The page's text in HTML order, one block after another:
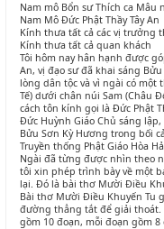
Nam mô Bổn sư Thích ca Mâu
Nam Mô Đức Phật Thầy Tây An
Kính thưa tất cả các vị trưởng
Kính thưa tất cả quan khách
Tôi hôm nay hân hạnh được
An, vị đạo sư đã khai sáng
lòng dân tộc và vì ngài có một
Tế) dưới chân núi Sam (Châu
cách tôn kính gọi là Đức Phật
Đức Huỳnh Giáo Chủ sáng
Bửu Sơn Kỳ Hương trong bối
Truyền thống Phật Giáo Hòa
Ngài đã từng được nhìn theo
tôi xin phép trình bày về một
lại. Đó là bài thơ Mười Điều
Bài thơ Mười Điều Khuyến Tu
đường thẳng tắt để giải thoát.
gồm 10 đoạn, mỗi đoạn gồm 8